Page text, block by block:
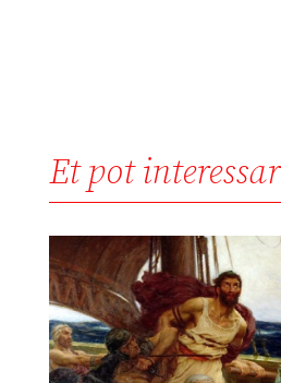
Et pot interessar